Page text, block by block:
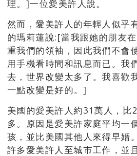
理。]一位愛美許人說。
然而，愛美許人的年輕人似乎
的瑪莉蓮說:[當我跟她的朋友
重我們的領袖，因此我們不會
用手機看時間和訊息而已。我
去，世界改變太多了。我喜歡
一點改變是好的。]
美國的愛美許人約31萬人，比
多。原因是愛美許家庭平均一
孩，並比美國其他人來得早婚
許多愛美許人至城市工作，並